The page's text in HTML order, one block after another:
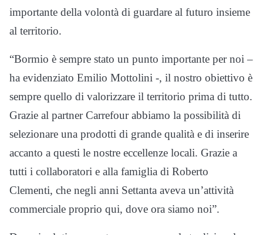
importante della volontà di guardare al futuro insieme
al territorio.
“Bormio è sempre stato un punto importante per noi –
ha evidenziato Emilio Mottolini -, il nostro obiettivo è
sempre quello di valorizzare il territorio prima di tutto.
Grazie al partner Carrefour abbiamo la possibilità di
selezionare una prodotti di grande qualità e di inserire
accanto a questi le nostre eccellenze locali. Grazie a
tutti i collaboratori e alla famiglia di Roberto
Clementi, che negli anni Settanta aveva un’attività
commerciale proprio qui, dove ora siamo noi”.